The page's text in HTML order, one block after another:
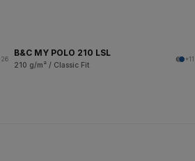
B&C MY POLO 210 LSL
210 g/m² / Classic Fit
+11